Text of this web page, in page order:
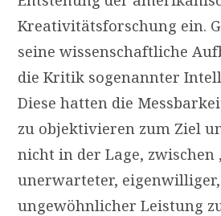
Kreativitätsforschung ein.
seine wissenschaftliche
die Kritik sogenannter
Diese hatten die
zu objektivieren zum Ziel
nicht in der Lage,
unerwarteter, eigenwilliger,
ungewöhnlicher Leistung